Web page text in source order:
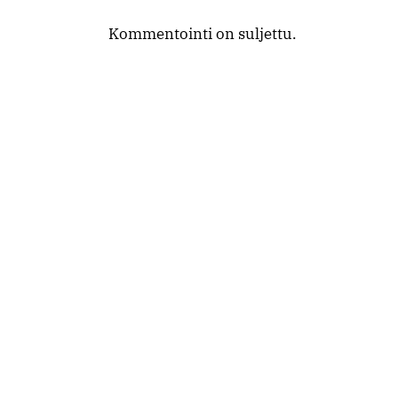
Kommentointi on suljettu.